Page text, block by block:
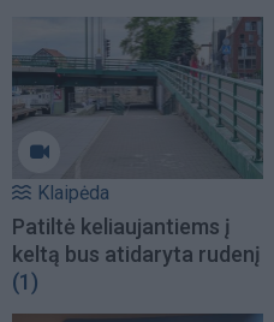
Klaipėda
Patiltė keliaujantiems į
keltą bus atidaryta rudenį
(1)